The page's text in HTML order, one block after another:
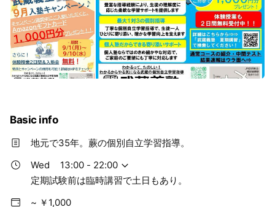
Basic info
地元で35年。蕨の個別自立学習指導。
Wed
13:00 - 22:00
定期試験前は臨時講習で土日もあり。
~ ￥1,000